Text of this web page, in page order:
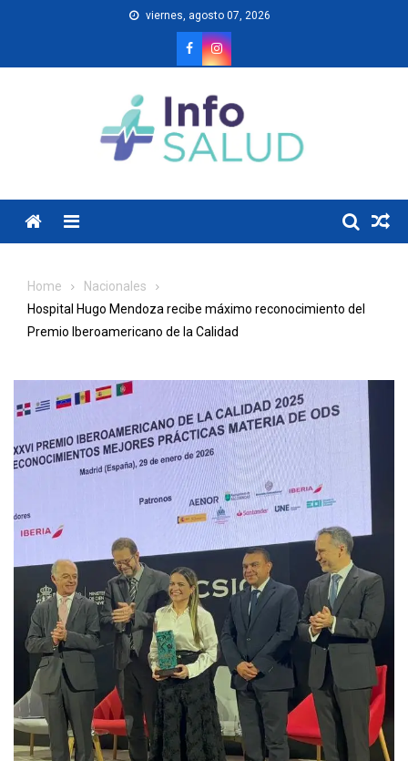
viernes, agosto 07, 2026
Menu
Home
Nacionales
Hospital Hugo Mendoza recibe máximo reconocimiento del
Premio Iberoamericano de la Calidad